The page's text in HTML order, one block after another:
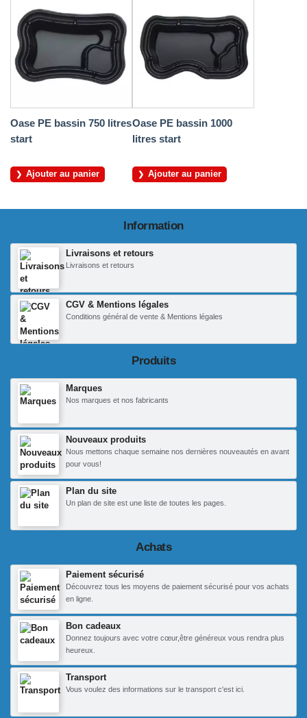
Oase PE bassin 750 litres
start
Ajouter au panier
Oase PE bassin 1000
litres start
Ajouter au panier
Information
Livraisons et retours
Livraisons et retours
CGV & Mentions légales
Conditions général de vente & Mentions légales
Produits
Marques
Nos marques et nos fabricants
Nouveaux produits
Nous mettons chaque semaine nos dernières nouveautés en avant
pour vous!
Plan du site
Un plan de site est une liste de toutes les pages.
Achats
Paiement sécurisé
Découvrez tous les moyens de paiement sécurisé pour vos achats
en ligne.
Bon cadeaux
Donnez toujours avec votre cœur,être généreux vous rendra plus
heureux.
Transport
Vous voulez des informations sur le transport c'est ici.